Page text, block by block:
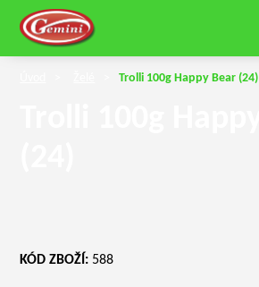
Trolli 100g Happy Bear (24)
KÓD ZBOŽÍ: 588